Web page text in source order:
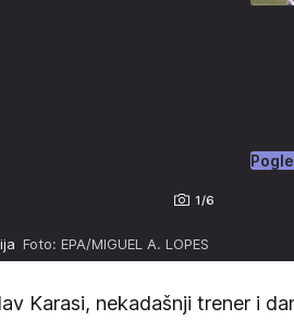
1/6
Foto: EPA/MIGUEL A. LOPES
Karasi, nekadašnji trener i